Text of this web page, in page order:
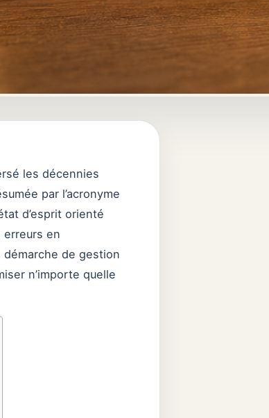
les décennies
par l’acronyme
d’esprit orienté
erreurs en
de gestion
n’importe quelle